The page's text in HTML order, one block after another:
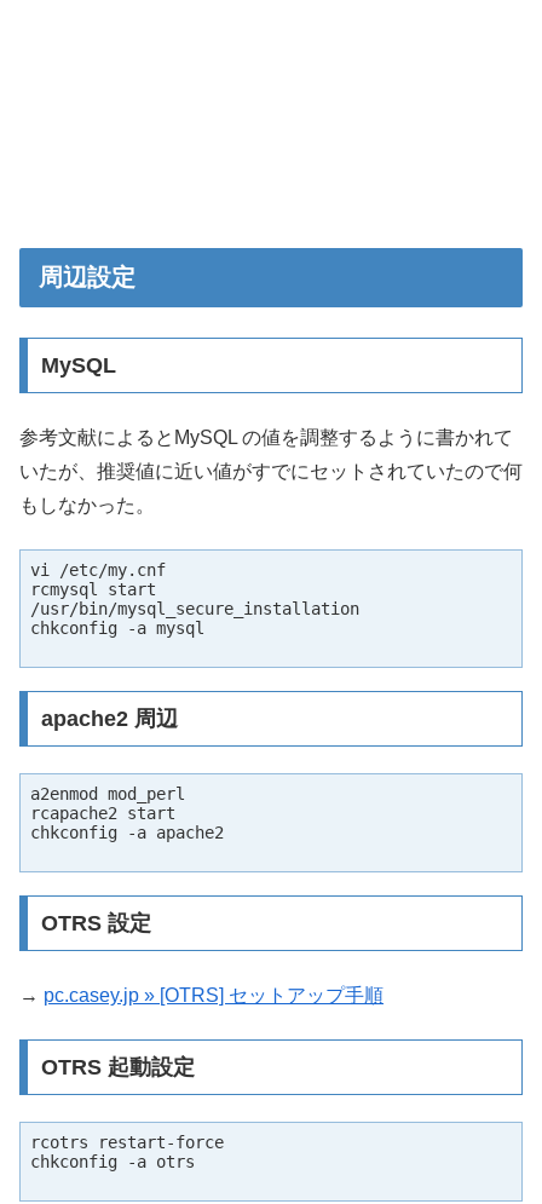
周辺設定
MySQL
参考文献によるとMySQL の値を調整するように書かれて
いたが、推奨値に近い値がすでにセットされていたので何
もしなかった。
vi /etc/my.cnf
rcmysql start
/usr/bin/mysql_secure_installation
chkconfig -a mysql
apache2 周辺
a2enmod mod_perl
rcapache2 start
chkconfig -a apache2
OTRS 設定
→ pc.casey.jp » [OTRS] セットアップ手順
OTRS 起動設定
rcotrs restart-force
chkconfig -a otrs